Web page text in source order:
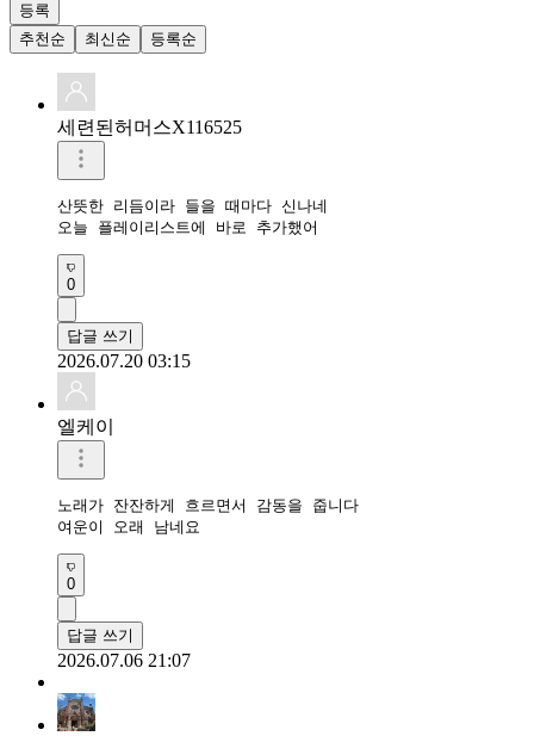
등록
추천순
최신순 등록순
세련된허머스X116525
산뜻한 리듬이라 들을 때마다 신나네
오늘 플레이리스트에 바로 추가했어
0
답글 쓰기
2026.07.20 03:15
엘케이
노래가 잔잔하게 흐르면서 감동을 줍니다
여운이 오래 남네요
0
답글 쓰기
2026.07.06 21:07